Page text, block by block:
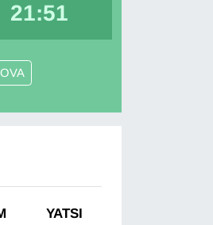
21:51
YATSI